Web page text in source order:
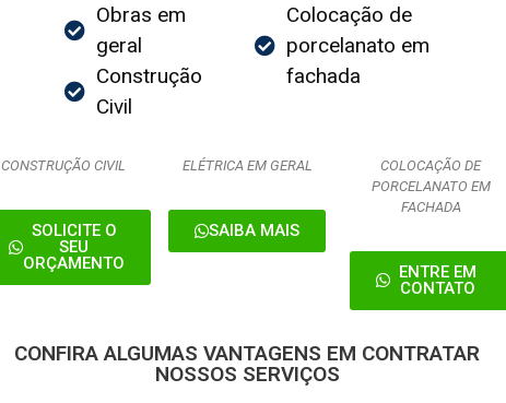
Obras em
geral
Construção
Civil
Colocação de
porcelanato em
fachada
CONSTRUÇÃO CIVIL
SOLICITE O
SEU
ORÇAMENTO
ELÉTRICA EM GERAL
SAIBA MAIS
COLOCAÇÃO DE
PORCELANATO EM
FACHADA
ENTRE EM
CONTATO
CONFIRA ALGUMAS VANTAGENS EM CONTRATAR
NOSSOS SERVIÇOS